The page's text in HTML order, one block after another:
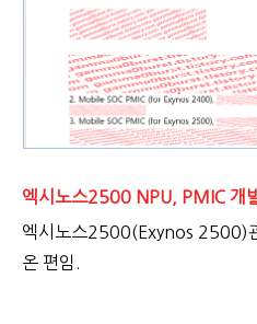
엑시노스2500 NPU, PMIC 개
엑시노스2500(Exynos 2500)
온 편임.